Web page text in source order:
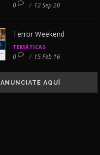
0 / 12 Sep 20
Terror Weekend
TEMÁTICAS
0 / 15 Feb 16
ANUNCIATE AQUÍ